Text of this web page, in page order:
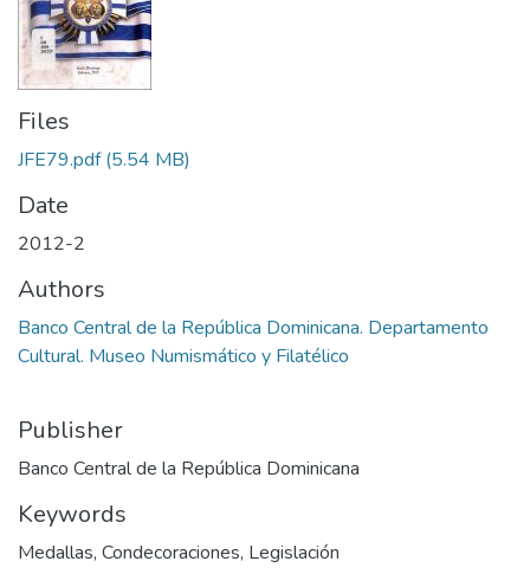
Files
JFE79.pdf(5.54 MB)
Date
2012-2
Authors
Banco Central de la República Dominicana. Departamento
Cultural. Museo Numismático y Filatélico
Publisher
Banco Central de la República Dominicana
Keywords
Medallas, Condecoraciones, Legislación